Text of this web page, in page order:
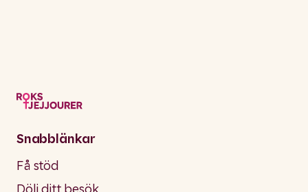
Snabblänkar
Få stöd
Dölj ditt besök